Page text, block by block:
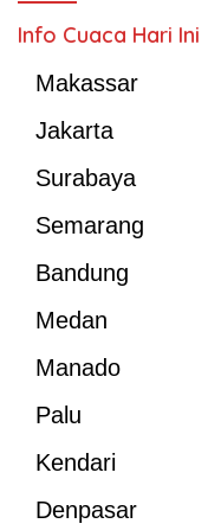
Info Cuaca Hari Ini
Makassar
Jakarta
Surabaya
Semarang
Bandung
Medan
Manado
Palu
Kendari
Denpasar